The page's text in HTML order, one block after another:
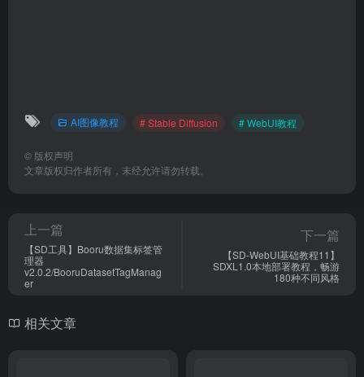
AI图像教程 # Stable Diffusion # WebUI教程
© 版权声明
文章版权归作者所有，未经允许请勿转载。
上一篇
【SD工具】Booru数据集标签管
理器
v2.0.2/BooruDatasetTagManag
er
下一篇
【SD-WebUI基础教程11】
SDXL1.0本地部署教程，畅游
180种不同风格
相关文章